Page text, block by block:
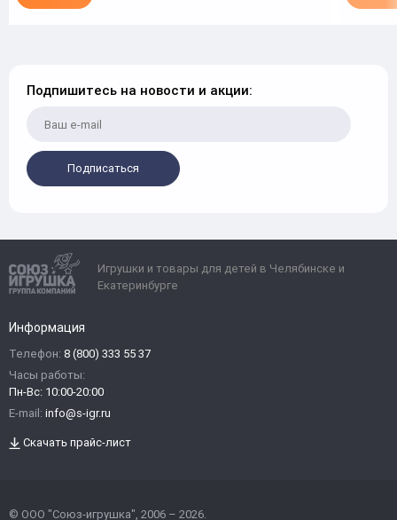
Подпишитесь на новости и акции:
Подписаться
Игрушки и товары для детей в Челябинске и
Екатеринбурге
Информация
Телефон: 8 (800) 333 55 37
Часы работы:
Пн-Вс: 10:00-20:00
E-mail: info@s-igr.ru
Скачать прайс-лист
© ООО "Союз-игрушка", 2006 – 2026.